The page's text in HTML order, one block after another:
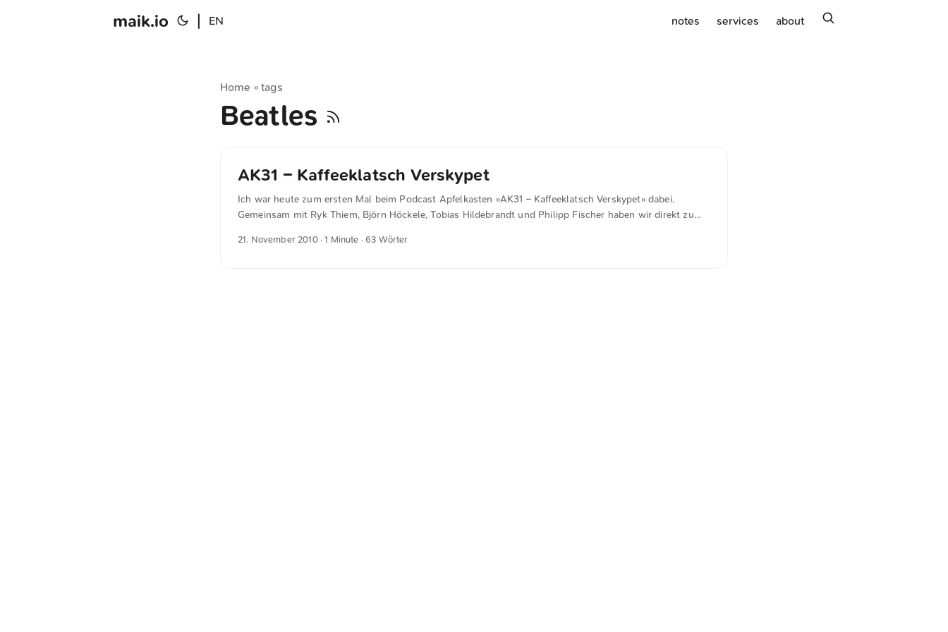
maik.io EN notes services about
Home »tags
Beatles
AK31 – Kaffeeklatsch Verskypet
Ich war heute zum ersten Mal beim Podcast Apfelkasten »AK31 – Kaffeeklatsch Verskypet« dabei.
Gemeinsam mit Ryk Thiem, Björn Höckele, Tobias Hildebrandt und Philipp Fischer haben wir direkt zu
(inklusive der Beatles), zahlreiche iOS-Apps und RSS-Reader sowie Spiele-Tipps. Außerdem ging es um
21. November 2010· 1 Minute · 63 Wörter